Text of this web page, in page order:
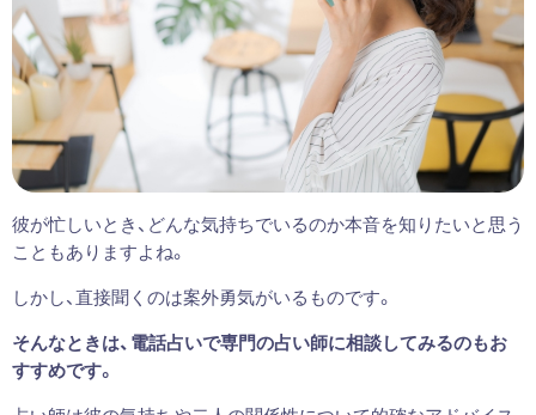
彼が忙しいとき、どんな気持ちでいるのか本音を知りたいと思う
こともありますよね。
しかし、直接聞くのは案外勇気がいるものです。
そんなときは、電話占いで専門の占い師に相談してみるのもお
すすめです。